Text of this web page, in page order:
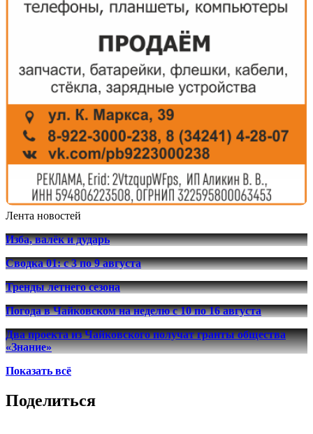
Лента новостей
Изба, валёк и дударь
Сводка 01: с 3 по 9 августа
Тренды летнего сезона
Погода в Чайковском на неделю с 10 по 16 августа
Два проекта из Чайковского получат гранты общества
«Знание»
Показать всё
Поделиться